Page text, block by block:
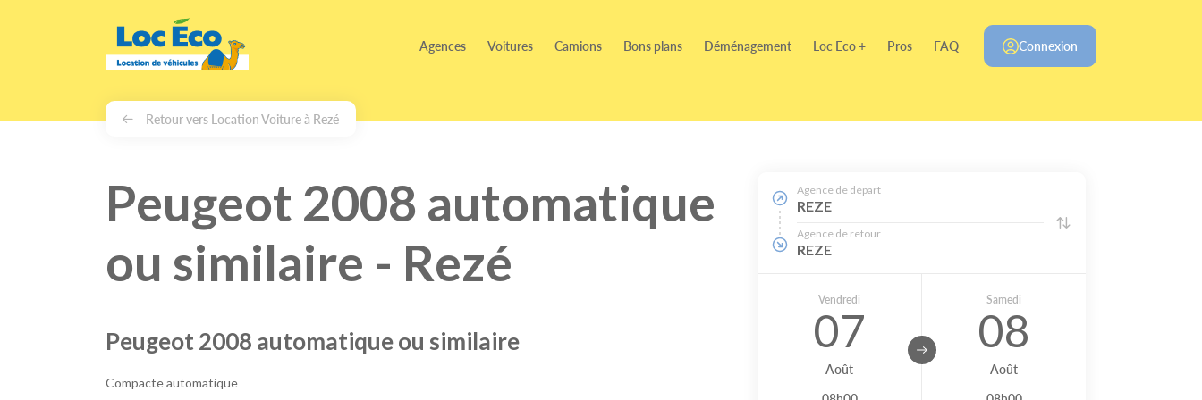
Agences Voitures Camions Bons plans Déménagement Loc Eco + Pros FAQ Connexion
Retour vers Location Voiture à Rezé
Peugeot 2008 automatique
ou similaire - Rezé
Peugeot 2008 automatique ou similaire
Compacte automatique
Agence de départ
REZE
Agence de retour
REZE
Vendredi
07
Août
Samedi
08
Août